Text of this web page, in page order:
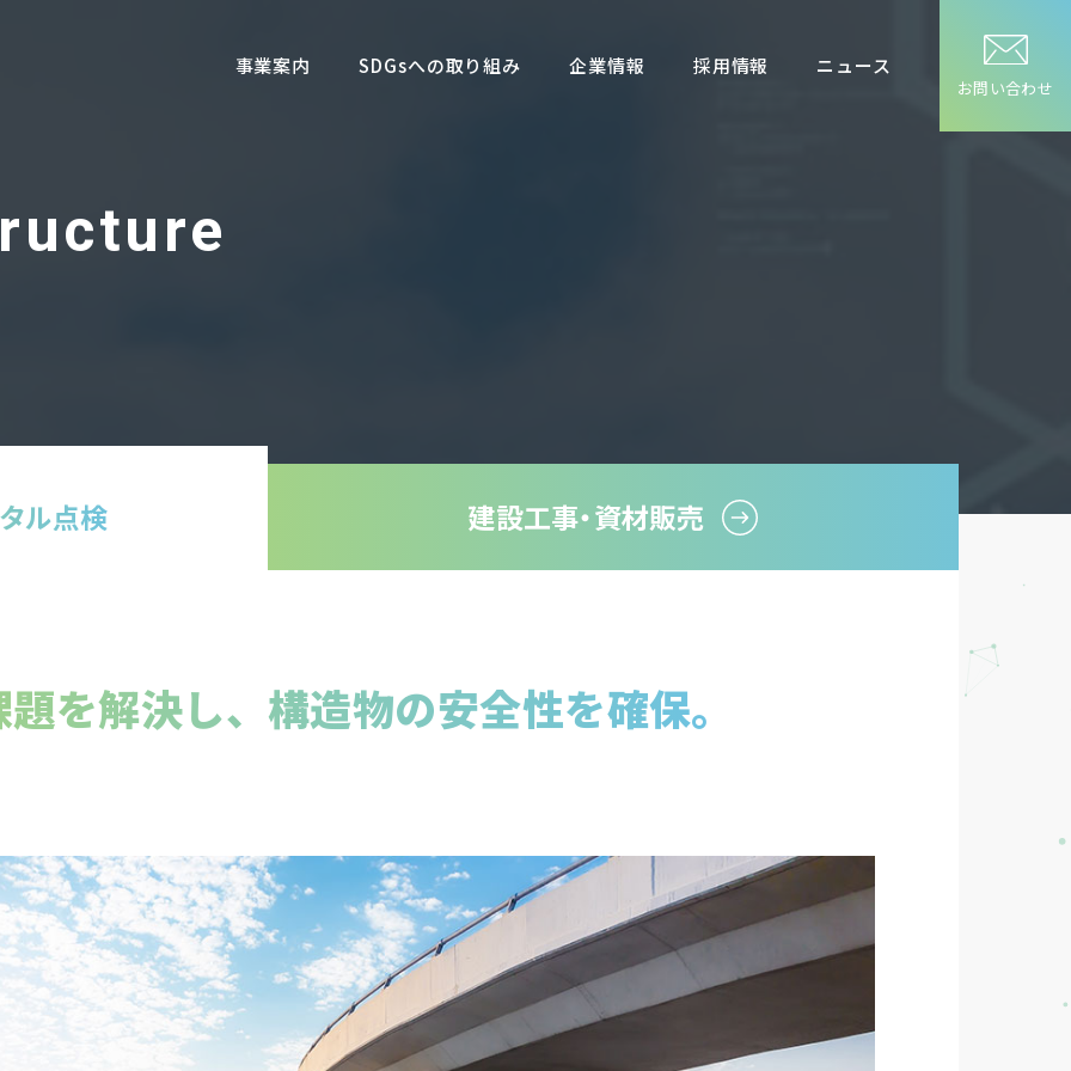
事業案内 SDGsへの取り組み 企業情報 採用情報 ニュース
お問い合わせ
ル点検 建設工事・資材販売
を解決し、構造物の安全性を確保。